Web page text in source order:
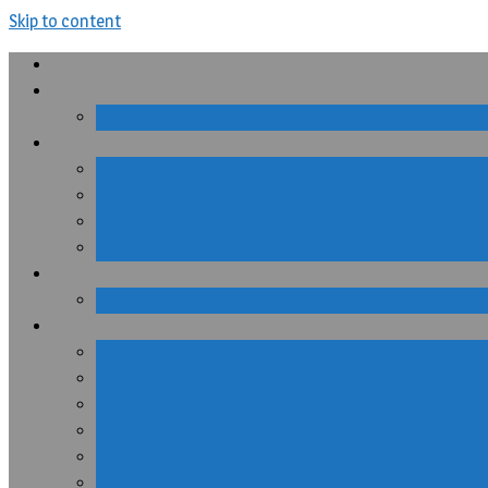
Skip to content